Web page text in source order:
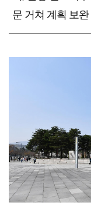
문 거쳐 계획 보완